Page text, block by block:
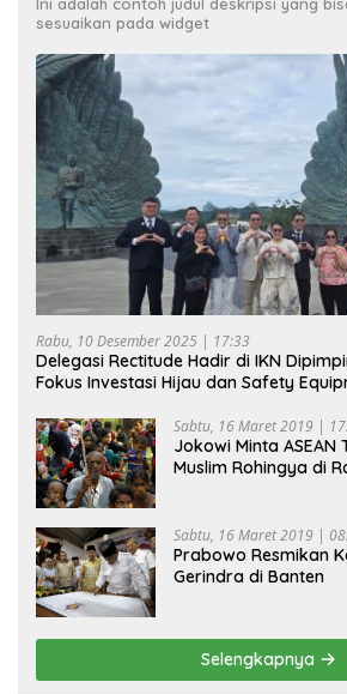
Ini adalah contoh judul deskripsi yang
sesuaikan pada widget
Rabu, 10 Desember 2025 | 17:33
Delegasi Rectitude Hadir di IKN
Fokus Investasi Hijau dan Safety
Sabtu, 16 Maret 2019 |
Jokowi Minta ASEAN
Muslim Rohingya di
Sabtu, 16 Maret 2019 |
Prabowo Resmikan
Gerindra di Banten
Selengkapnya